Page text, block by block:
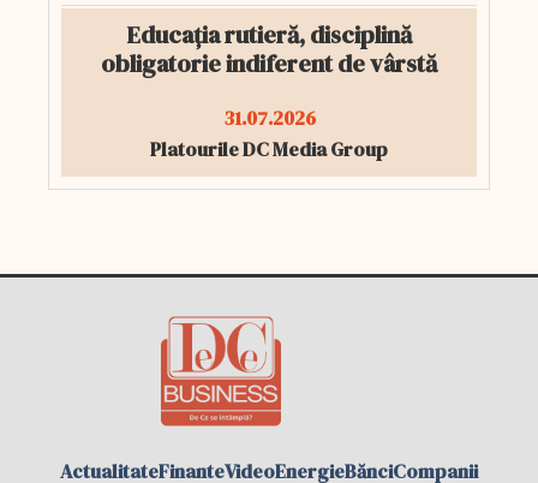
Educația rutieră, disciplină
obligatorie indiferent de vârstă
31.07.2026
Platourile DC Media Group
ActualitateFinanteVideoEnergieBănciCompanii